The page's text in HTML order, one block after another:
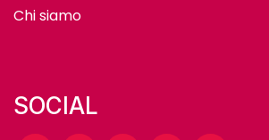
Chi siamo
SOCIAL